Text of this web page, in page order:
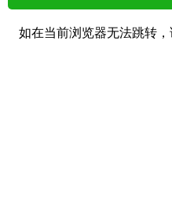
如在当前浏览器无法跳转